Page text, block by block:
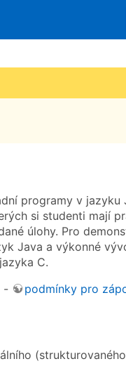
programy v jazyku
si studenti mají
úlohy. Pro
Java a výkonné
C.
-
podmínky pro